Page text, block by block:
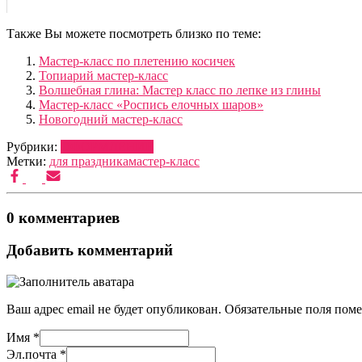
Также Вы можете посмотреть близко по теме:
Мастер-класс по плетению косичек
Топиарий мастер-класс
Волшебная глина: Мастер класс по лепке из глины
Мастер-класс «Роспись елочных шаров»
Новогодний мастер-класс
Рубрики:
Метки: для праздникамастер-класс
0 комментариев
Добавить комментарий
Ваш адрес email не будет опубликован. Обязательные поля
Имя *
Эл.почта *